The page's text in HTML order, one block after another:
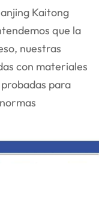
Kaitong
que la
nuestras
con materiales
para